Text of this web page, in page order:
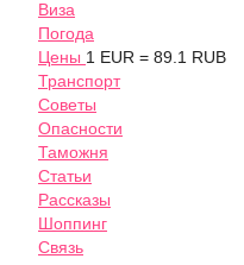
Виза
Погода
Цены 1 EUR = 89.1 RUB
Транспорт
Советы
Опасности
Таможня
Статьи
Рассказы
Шоппинг
Связь